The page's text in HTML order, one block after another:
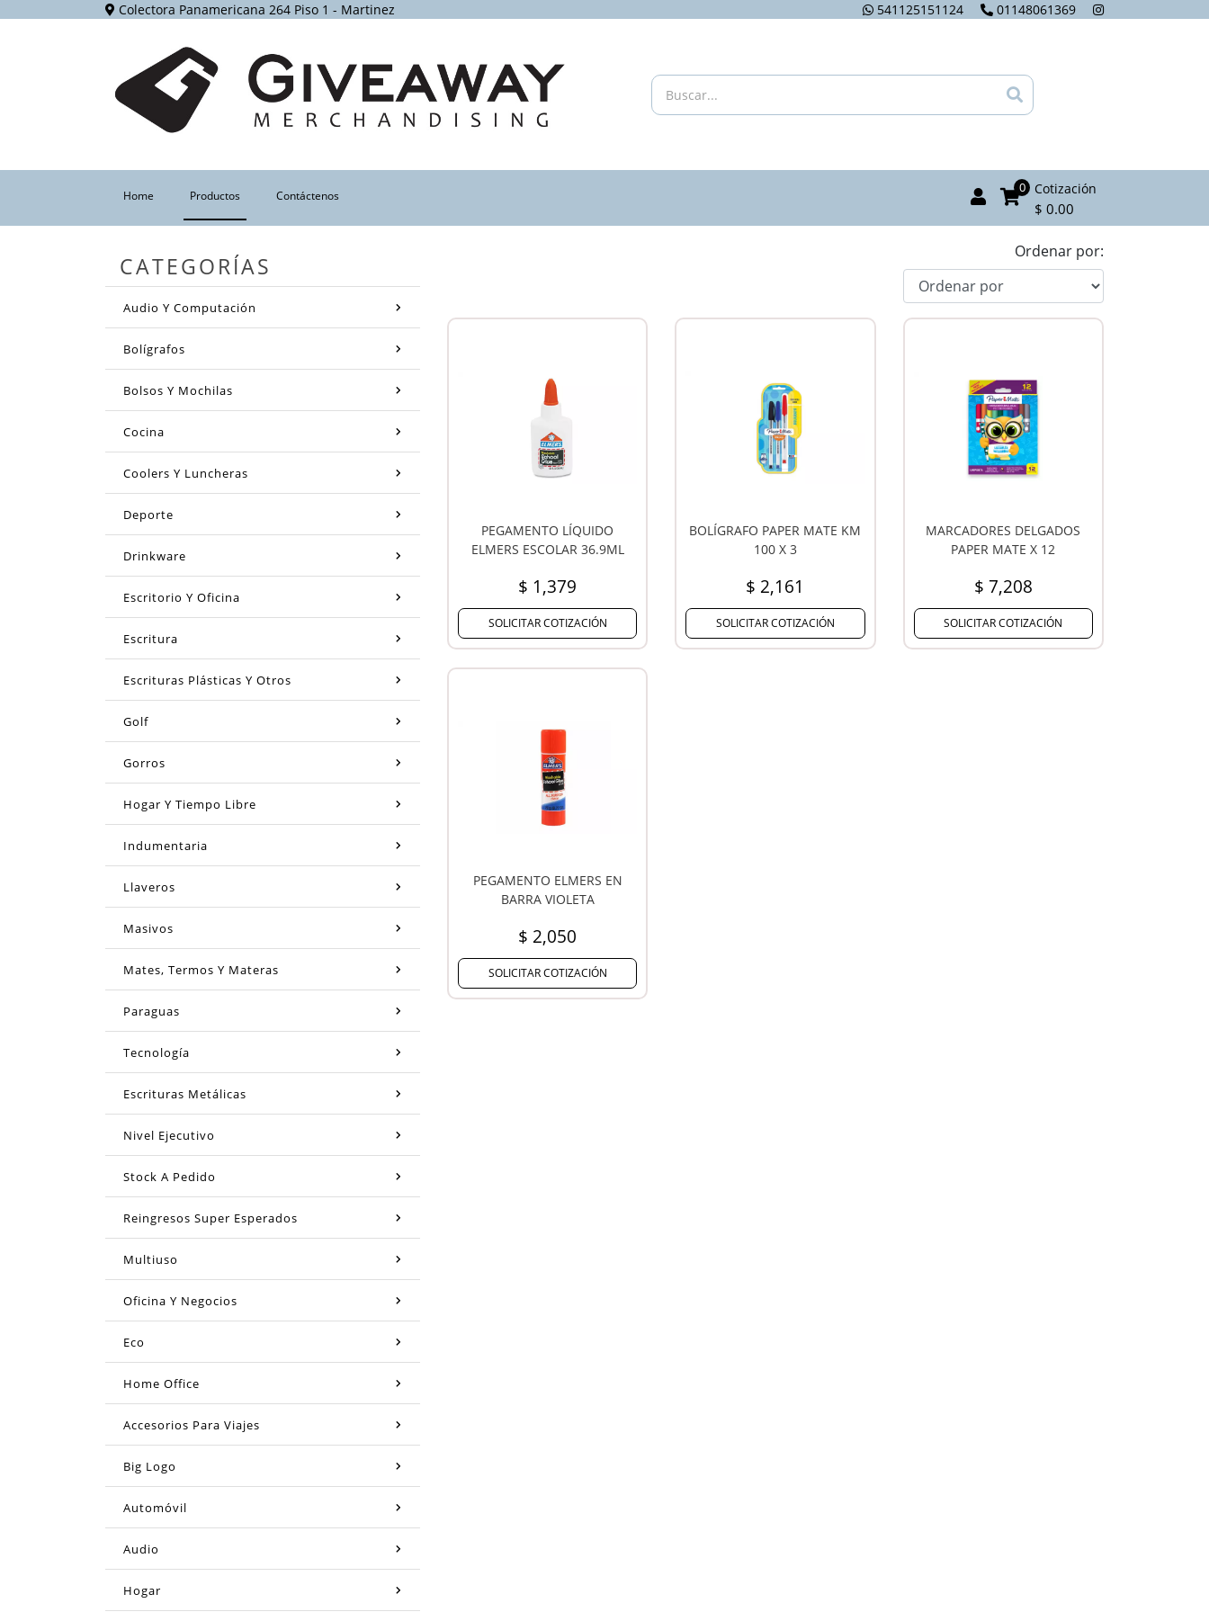
Colectora Panamericana 264 Piso 1 - Martinez 541125151124 01148061369
Home (current)Productos Contáctenos
0 Cotización
$ 0.00
CATEGORÍAS
Audio Y Computación
Bolígrafos
Bolsos Y Mochilas
Cocina
Coolers Y Luncheras
Deporte
Drinkware
Escritorio Y Oficina
Escritura
Escrituras Plásticas Y Otros
Golf
Gorros
Hogar Y Tiempo Libre
Indumentaria
Llaveros
Masivos
Mates, Termos Y Materas
Paraguas
Tecnología
Escrituras Metálicas
Nivel Ejecutivo
Stock A Pedido
Reingresos Super Esperados
Multiuso
Oficina Y Negocios
Eco
Home Office
Accesorios Para Viajes
Big Logo
Automóvil
Audio
Hogar
Ordenar por:
PEGAMENTO LÍQUIDO
ELMERS ESCOLAR 36.9ML
$ 1,379
SOLICITAR COTIZACIÓN
BOLÍGRAFO PAPER MATE KM
100 X 3
$ 2,161
SOLICITAR COTIZACIÓN
MARCADORES DELGADOS
PAPER MATE X 12
$ 7,208
SOLICITAR COTIZACIÓN
PEGAMENTO ELMERS EN
BARRA VIOLETA
$ 2,050
SOLICITAR COTIZACIÓN